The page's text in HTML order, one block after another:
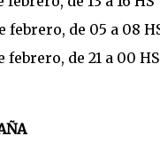
febrero, de 05 a 08
febrero, de 21 a 00 HS